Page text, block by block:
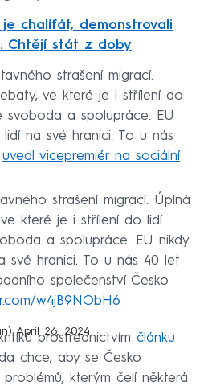
je chalífát, demonstrovali
Chtějí stát z doby
strašení migrací.
ve které je i střílení do
svoboda a spolupráce. EU
na své hranici. To u nás
uvedl vicepremiér na sociální
strašení migrací. Úplná
které je i střílení do lidí
a spolupráce. EU nikdy
své hranici. To u nás 40 let
společenství Česko
w4jB9NObH6
April 26, 2024
prostřednictvím článku
chce, aby se Česko
kterým čelí některá